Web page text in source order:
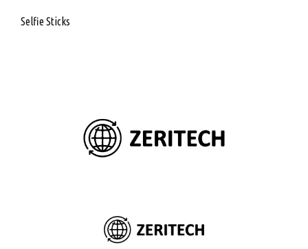
Selfie Sticks